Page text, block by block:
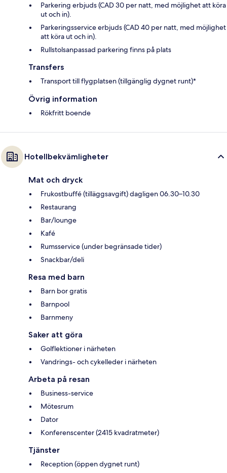
Parkering erbjuds (CAD 30 per natt, med möjlighet att köra
ut och in).
Parkeringsservice erbjuds (CAD 40 per natt, med möjlighet
att köra ut och in).
Rullstolsanpassad parkering finns på plats
Transfers
Transport till flygplatsen (tillgänglig dygnet runt)*
Övrig information
Rökfritt boende
Hotellbekvämligheter
Mat och dryck
Frukostbuffé (tilläggsavgift) dagligen 06.30–10.30
Restaurang
Bar/lounge
Kafé
Rumsservice (under begränsade tider)
Snackbar/deli
Resa med barn
Barn bor gratis
Barnpool
Barnmeny
Saker att göra
Golflektioner i närheten
Vandrings- och cykelleder i närheten
Arbeta på resan
Business-service
Mötesrum
Dator
Konferenscenter (2415 kvadratmeter)
Tjänster
Reception (öppen dygnet runt)